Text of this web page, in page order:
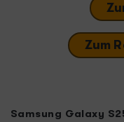
Zum
Samsung Galaxy